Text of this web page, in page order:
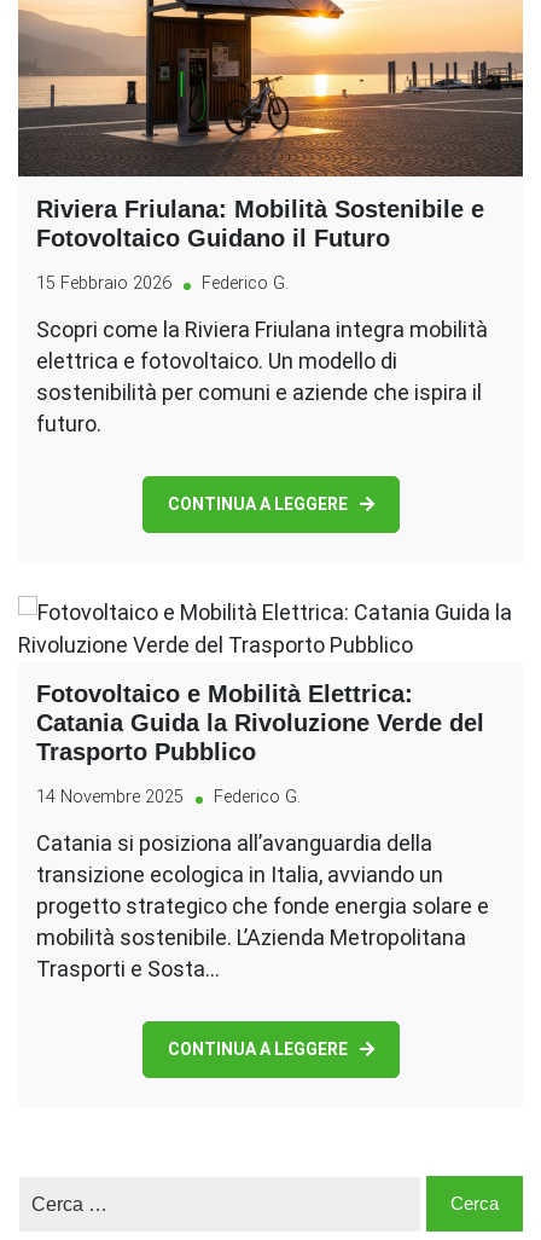
Riviera Friulana: Mobilità Sostenibile e
Fotovoltaico Guidano il Futuro
15 Febbraio 2026 Federico G.
Scopri come la Riviera Friulana integra mobilità
elettrica e fotovoltaico. Un modello di
sostenibilità per comuni e aziende che ispira il
futuro.
CONTINUA A LEGGERE
Fotovoltaico e Mobilità Elettrica:
Catania Guida la Rivoluzione Verde del
Trasporto Pubblico
14 Novembre 2025 Federico G.
Catania si posiziona all’avanguardia della
transizione ecologica in Italia, avviando un
progetto strategico che fonde energia solare e
mobilità sostenibile. L’Azienda Metropolitana
Trasporti e Sosta…
CONTINUA A LEGGERE